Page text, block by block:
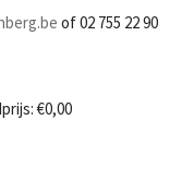
of 02 755 22 90
€0,00